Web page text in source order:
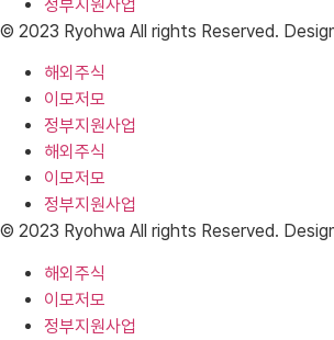
정부지원사업
© 2023 Ryohwa All rights Reserved.
해외주식
이모저모
정부지원사업
해외주식
이모저모
정부지원사업
© 2023 Ryohwa All rights Reserved.
해외주식
이모저모
정부지원사업